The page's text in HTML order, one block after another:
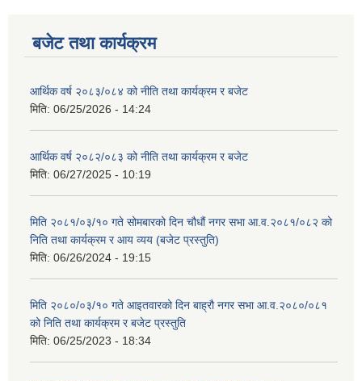
बजेट तथा कार्यक्रम
आर्थिक वर्ष २०८३/०८४ को नीति तथा कार्यक्रम र बजेट
मिति: 06/25/2026 - 14:24
आर्थिक वर्ष २०८२/०८३ को नीति तथा कार्यक्रम र बजेट
मिति: 06/27/2025 - 10:19
मिति २०८१/०३/१० गते सोमबारको दिन चौधौं नगर सभा आ.व.२०८१/०८२ को
निति तथा कार्यक्रम र आय व्यय (बजेट प्रस्तुति)
मिति: 06/26/2024 - 19:15
मिति २०८०/०३/१० गते आइतवारको दिन बाह्रौ नगर सभा आ.व.२०८०/०८१
को निति तथा कार्यक्रम र बजेट प्रस्तुति
मिति: 06/25/2023 - 18:34